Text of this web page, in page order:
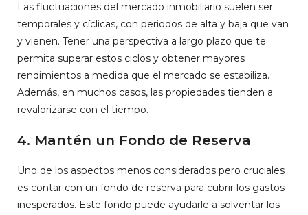
Las fluctuaciones del mercado inmobiliario suelen ser
temporales y cíclicas, con periodos de alta y baja que van
y vienen. Tener una perspectiva a largo plazo que te
permita superar estos ciclos y obtener mayores
rendimientos a medida que el mercado se estabiliza.
Además, en muchos casos, las propiedades tienden a
revalorizarse con el tiempo.
4. Mantén un Fondo de Reserva
Uno de los aspectos menos considerados pero cruciales
es contar con un fondo de reserva para cubrir los gastos
inesperados. Este fondo puede ayudarle a solventar los